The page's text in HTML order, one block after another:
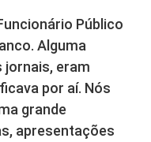
Público
Alguma
jornais, eram
por aí. Nós
grande
apresentações